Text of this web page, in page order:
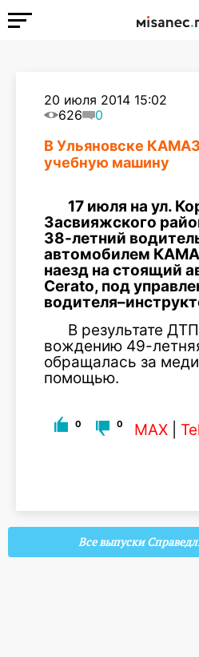
20 июля 2014 15:02
626
0
В Ульяновске
учебную машину
17 июля на ул.
Засвияжского
38-летний
автомобилем
наезд на стоящий
Cerato, под
В результате
вождению 49-
обращалась за
помощью.
0 0 MAX
Все выпуски